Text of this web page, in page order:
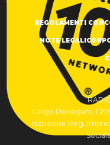
REGOLAMENTI
NOTE LEGALI
Largo Donegani, 1
Iscrizione Reg.